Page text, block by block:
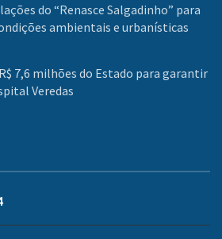
do “Renasce Salgadinho” para
ambientais e urbanísticas
7,6 milhões do Estado para garantir
Veredas